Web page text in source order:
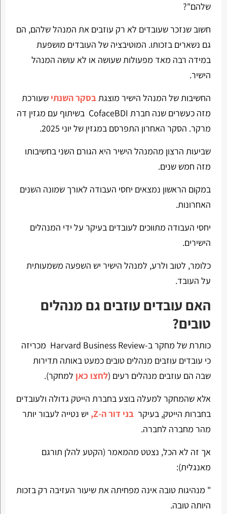
שלהם"?
חשוב שנזכר שעובדים לא רק עוזבים את המנהל שלהם, הם
גם נשארים בזכותו. המוטיבציה של העובדים מושפעת
במידה רבה מאד מפעולות שעושה או לא עושה המנהל
הישיר.
החשיבות של המנהל הישיר מוצגתבסקר השנתי שעורכת
מזה כעשרים שנה חברת CofaceBDI בשיתוף עם מגזין דה
מרקר. הסקר האחרון התפרסם במגזין של יוני 2025.
שביעות הרצון מהמנהל הישיר היא הגורם השני בחשיבותו
מזה חמש שנים.
במקום הראשון נמצאים יחסי העבודה לאורך שמונה השנים
האחרונות.
יחסי העבודה מתווכים לעובדים בעיקר על ידי המנהלים
הישירים.
כלומר, לטוב ולרע, למנהל הישיר יש השפעה משמעותית
על העובד.
האם עובדים עוזבים גם מנהלים
טובים?
כותרת של מחקר ב-Harvard Business Review מכריזה
כי עובדים עוזבים מנהלים טובים כמעט באותה תדירות
שבה הם עוזבים מנהלים רעים (לחצו כאן למחקר).
אלא שהמחקר למעלה בוצע בחברת הייטק גדולה ולעובדים
בחברות הייטק, בעיקר בני דור ה-Z,
יש נטייה לעבור יותר
מהר מחברה לחברה.
אך זה לא הכל, נצטט מהמאמר (הקטע להלן תורגם
מאנגלית):
" מנהיגות טובה אינה מפחיתה את שיעור העזיבה רק בזכות
היותה טובה.